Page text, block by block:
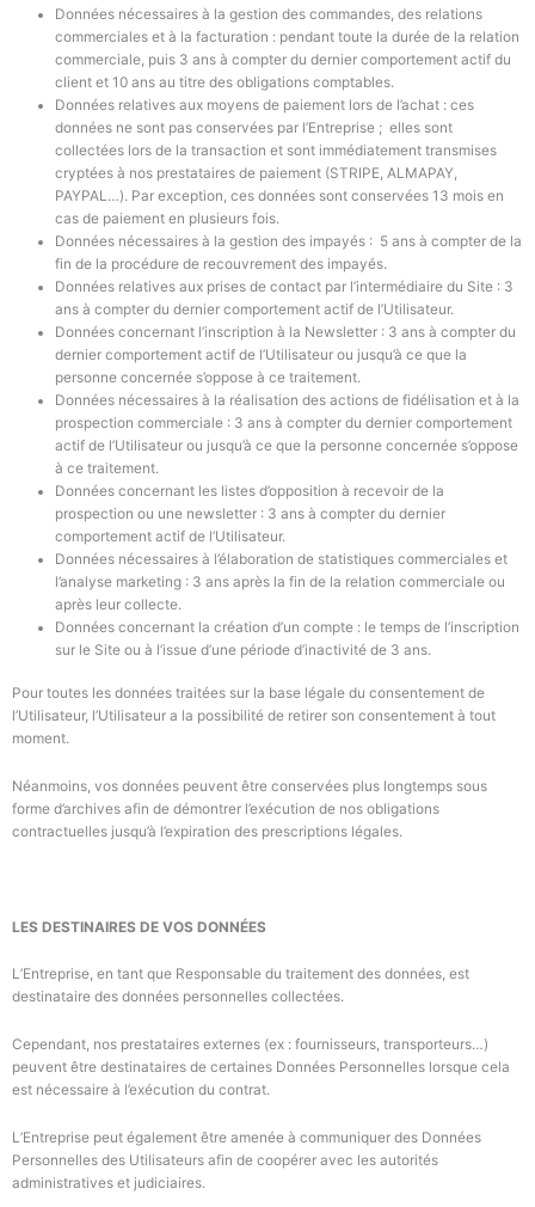
Données nécessaires à la gestion des commandes, des relations
commerciales et à la facturation : pendant toute la durée de la relation
commerciale, puis 3 ans à compter du dernier comportement actif du
client et 10 ans au titre des obligations comptables.
Données relatives aux moyens de paiement lors de l’achat : ces
données ne sont pas conservées par l’Entreprise; elles sont
collectées lors de la transaction et sont immédiatement transmises
cryptées à nos prestataires de paiement (STRIPE, ALMAPAY,
PAYPAL…). Par exception, ces données sont conservées 13 mois en
cas de paiement en plusieurs fois.
Données nécessaires à la gestion des impayés : 5 ans à compter de la
fin de la procédure de recouvrement des impayés.
Données relatives aux prises de contact par l’intermédiaire du Site : 3
ans à compter du dernier comportement actif de l’Utilisateur.
Données concernant l’inscription à la Newsletter : 3 ans à compter du
dernier comportement actif de l’Utilisateur ou jusqu’à ce que la
personne concernée s’oppose à ce traitement.
Données nécessaires à la réalisation des actions de fidélisation et à la
prospection commerciale : 3 ans à compter du dernier comportement
actif de l’Utilisateur ou jusqu’à ce que la personne concernée s’oppose
à ce traitement.
Données concernant les listes d’opposition à recevoir de la
prospection ou une newsletter : 3 ans à compter du dernier
comportement actif de l’Utilisateur.
Données nécessaires à l’élaboration de statistiques commerciales et
l’analyse marketing : 3 ans après la fin de la relation commerciale ou
après leur collecte.
Données concernant la création d’un compte : le temps de l’inscription
sur le Site ou à l’issue d’une période d’inactivité de 3 ans.
Pour toutes les données traitées sur la base légale du consentement de
l’Utilisateur, l’Utilisateur a la possibilité de retirer son consentement à tout
moment.
Néanmoins, vos données peuvent être conservées plus longtemps sous
forme d’archives afin de démontrer l’exécution de nos obligations
contractuelles jusqu’à l’expiration des prescriptions légales.
LES DESTINAIRES DE VOS DONNÉES
L’Entreprise, en tant que Responsable du traitement des données, est
destinataire des données personnelles collectées.
Cependant, nos prestataires externes (ex : fournisseurs, transporteurs…)
peuvent être destinataires de certaines Données Personnelles lorsque cela
est nécessaire à l’exécution du contrat.
L’Entreprise peut également être amenée à communiquer des Données
Personnelles des Utilisateurs afin de coopérer avec les autorités
administratives et judiciaires.